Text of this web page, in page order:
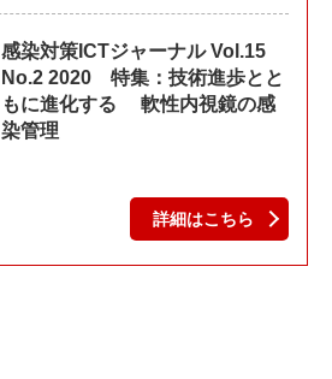
感染対策ICTジャーナル Vol.15
No.2 2020 特集：技術進歩とと
もに進化する 軟性内視鏡の感
染管理
詳細はこちら